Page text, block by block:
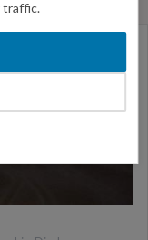
traffic.